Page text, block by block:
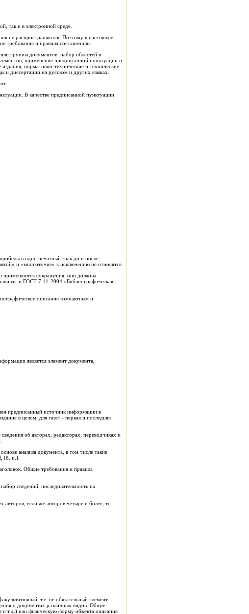
так и в электронной среде.
не распространяются. Поэтому в настоящее
и правила составления».
группы документов: набор областей и
применение предписанной пунктуации и
нормативно-технические и технические
и диссертации на русском и других языках.
В качестве предписанной пунктуации
в один печатный знак до и после
и «многоточие» к исключению не относятся.
применяются сокращения, они должны
и ГОСТ 7.11-2004 «Библиографическая
описание компактным и
является элемент документа,
предписанный источник информации в
в целом, для газет - первая и последняя
об авторах, редакторах, переводчиках и
анализа документа, в том числе такие
[б. и.].
Общие требования и правила
сведений, последовательность их
авторов, если же авторов четыре и более, то
т.е. не обязательный элемент,
о документах различных видов. Общее
и т.д.) или физическую форму объекта описания